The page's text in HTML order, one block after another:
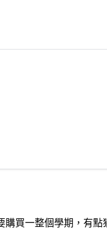
買一整個學期，有點